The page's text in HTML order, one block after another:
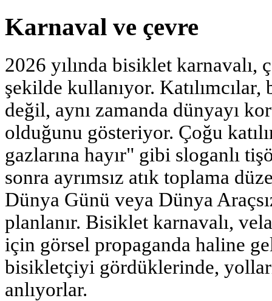
Karnaval ve çevre
2026 yılında bisiklet karnavalı,
şekilde kullanıyor.
değil, aynı zamanda dünyayı
olduğunu gösteriyor. Çoğu
gazlarına hayır" gibi sloganlı
sonra ayrımsız atık toplama
Dünya Günü veya Dünya
planlanır. Bisiklet karnavalı,
için görsel propaganda haline
bisikletçiyi gördüklerinde,
anlıyorlar.